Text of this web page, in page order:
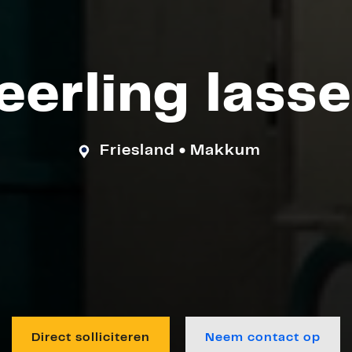
Friesland ● Makkum
Direct solliciteren Neem contact op